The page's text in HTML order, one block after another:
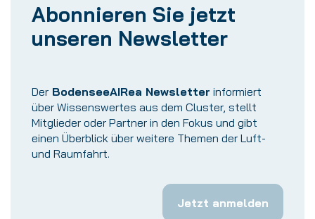
Abonnieren Sie jetzt
unseren Newsletter
Der BodenseeAIRea Newsletter informiert
über Wissenswertes aus dem Cluster, stellt
Mitglieder oder Partner in den Fokus und gibt
einen Überblick über weitere Themen der Luft-
und Raumfahrt.
Jetzt anmelden